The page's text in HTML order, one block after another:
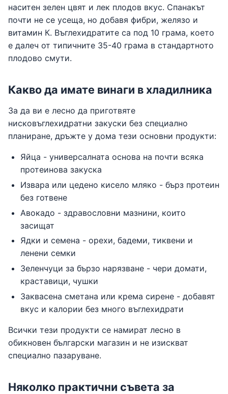
наситен зелен цвят и лек плодов вкус. Спанакът
почти не се усеща, но добавя фибри, желязо и
витамин К. Въглехидратите са под 10 грама, което
е далеч от типичните 35-40 грама в стандартното
плодово смути.
Какво да имате винаги в хладилника
За да ви е лесно да приготвяте
нисковъглехидратни закуски без специално
планиране, дръжте у дома тези основни продукти:
Яйца - универсалната основа на почти всяка
протеинова закуска
Извара или цедено кисело мляко - бърз протеин
без готвене
Авокадо - здравословни мазнини, които
засищат
Ядки и семена - орехи, бадеми, тиквени и
ленени семки
Зеленчуци за бързо нарязване - чери домати,
краставици, чушки
Заквасена сметана или крема сирене - добавят
вкус и калории без много въглехидрати
Всички тези продукти се намират лесно в
обикновен български магазин и не изискват
специално пазаруване.
Няколко практични съвета за